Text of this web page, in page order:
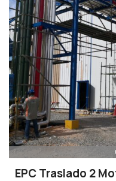
EPC Traslado 2